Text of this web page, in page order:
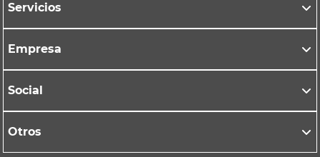
Servicios
Empresa
Social
Otros